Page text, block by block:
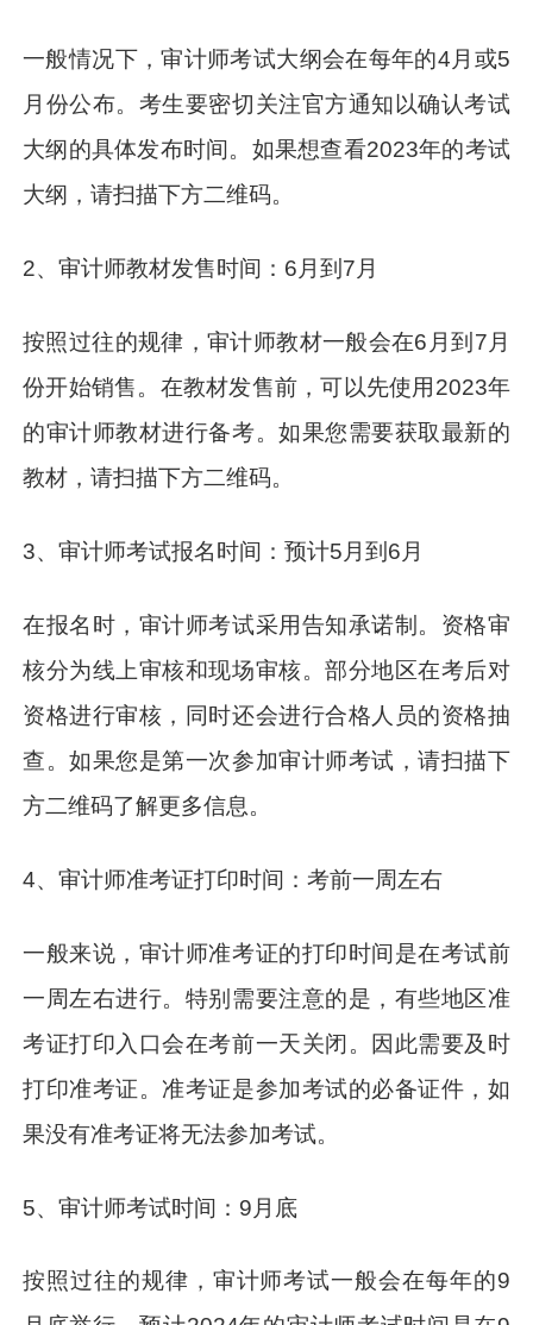
一般情况下，审计师考试大纲会在每年的4月或5
月份公布。考生要密切关注官方通知以确认考试
大纲的具体发布时间。如果想查看2023年的考试
大纲，请扫描下方二维码。
2、审计师教材发售时间：6月到7月
按照过往的规律，审计师教材一般会在6月到7月
份开始销售。在教材发售前，可以先使用2023年
的审计师教材进行备考。如果您需要获取最新的
教材，请扫描下方二维码。
3、审计师考试报名时间：预计5月到6月
在报名时，审计师考试采用告知承诺制。资格审
核分为线上审核和现场审核。部分地区在考后对
资格进行审核，同时还会进行合格人员的资格抽
查。如果您是第一次参加审计师考试，请扫描下
方二维码了解更多信息。
4、审计师准考证打印时间：考前一周左右
一般来说，审计师准考证的打印时间是在考试前
一周左右进行。特别需要注意的是，有些地区准
考证打印入口会在考前一天关闭。因此需要及时
打印准考证。准考证是参加考试的必备证件，如
果没有准考证将无法参加考试。
5、审计师考试时间：9月底
按照过往的规律，审计师考试一般会在每年的9